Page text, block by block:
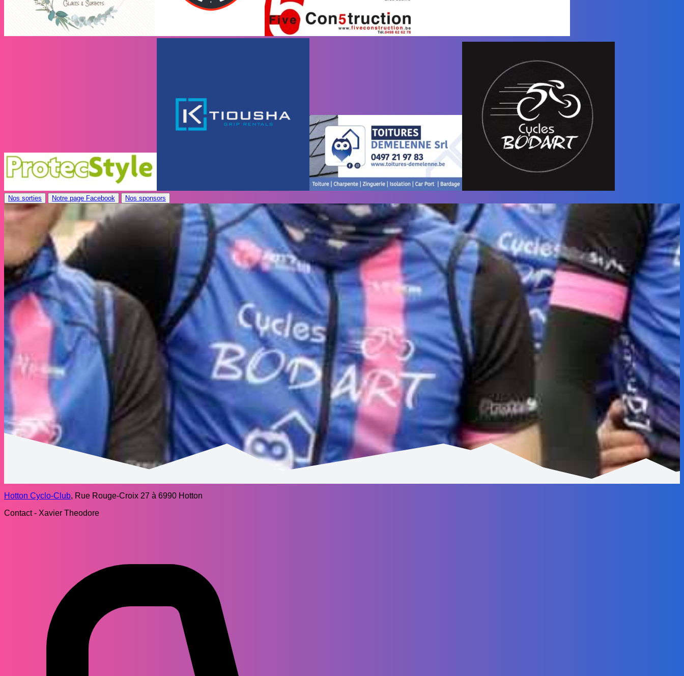
Nos sorties Notre page Facebook Nos sponsors
Hotton Cyclo-Club, Rue Rouge-Croix 27 à 6990 Hotton
Contact - Xavier Theodore